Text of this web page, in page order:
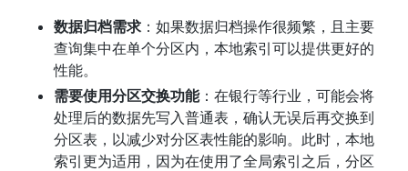
数据归档需求 ：如果数据归档操作很频繁，且主要
查询集中在单个分区内，本地索引可以提供更好的
性能。
需要使用分区交换功能：在银行等行业，可能会将
处理后的数据先写入普通表，确认无误后再交换到
分区表，以减少对分区表性能的影响。此时，本地
索引更为适用，因为在使用了全局索引之后，分区